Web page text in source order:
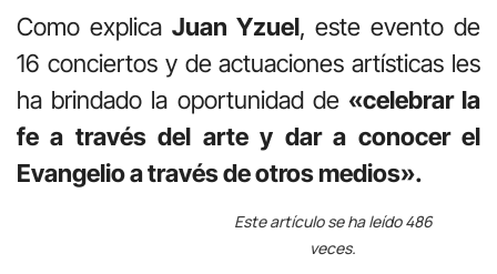
Como explica Juan Yzuel, este evento de
16 conciertos y de actuaciones artísticas les
ha brindado la oportunidad de «celebrar la
fe a través del arte y dar a conocer el
Evangelio a través de otros medios».
Este artículo se ha leído 486
veces.